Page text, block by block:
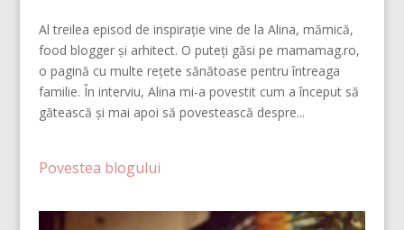
Al treilea episod de inspirație vine de la Alina, mămică,
food blogger și arhitect. O puteți găsi pe mamamag.ro,
o pagină cu multe rețete sănătoase pentru întreaga
familie. În interviu, Alina mi-a povestit cum a început să
gătească și mai apoi să povestească despre...
Povestea blogului